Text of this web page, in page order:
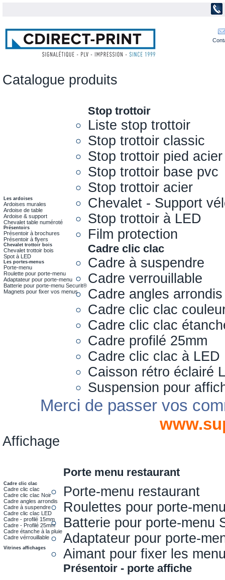
Catalogue produits
Les ardoises
Ardoises murales
Ardoise de table
Ardoise & support
Chevalet table numéroté
Présentoirs
Présentoir à brochures
Présentoir à flyers
Chevalet trottoir bois
Chevalet trottoir bois
Spot à LED
Les portes-menus
Porte-menu
Roulette pour porte-menu
Adaptateur pour porte-menu
Batterie pour porte-menu Securit®
Magnets pour fixer vos menus
Stop trottoir
Liste stop trottoir
Stop trottoir classic
Stop trottoir pied acier
Stop trottoir base pvc
Stop trottoir acier
Chevalet - Support
Stop trottoir à LED
Film protection
Cadre clic clac
Cadre à suspendre
Cadre verrouillable
Cadre angles arrondis
Cadre clic clac
Cadre clic clac
Cadre profilé 25mm
Cadre clic clac à LED
Caisson rétro éclairé
Suspension pour
Merci de passer vos
Affichage
Cadre clic clac
Cadre clic clac
Cadre clic clac Noir
Cadre angles arrondis
Cadre à suspendre
Cadre clic clac LED
Cadre - profilé 15mm
Cadre - Profilé 25mm
Cadre étanche à la pluie
Cadre vérrouillable
Vitrines affichages
Porte menu restaurant
Porte-menu restaurant
Roulettes pour porte-
Batterie pour porte-menu
Adaptateur pour porte-
Aimant pour fixer les
Présentoir - porte affiche